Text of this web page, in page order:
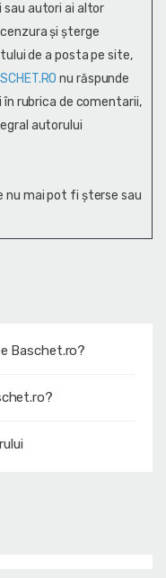
Baschet.ro?
sau autori ai altor
și şterge
de a posta pe site,
nu răspunde
rubrica de comentarii,
autorului
mai pot fi șterse sau